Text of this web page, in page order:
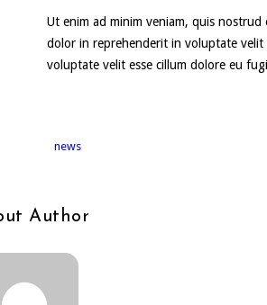
Ut enim ad minim veniam, quis
dolor in reprehenderit in voluptate
voluptate velit esse cillum dolore eu
news
Author